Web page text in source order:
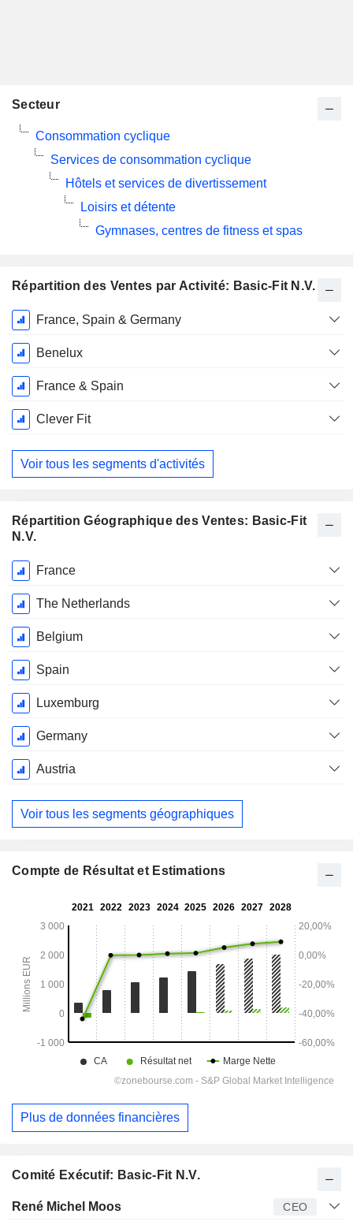
Répartition des Ventes par Activité: Basic-Fit N.V.
Période
Fiscale:
Décembre
France, Spain & Germany
Benelux
France & Spain
Clever Fit
Voir tous les segments d'activités
Répartition Géographique des Ventes: Basic-Fit
N.V.
Période
Fiscale:
Décembre
France
The Netherlands
Belgium
Spain
Luxemburg
Germany
Austria
Voir tous les segments géographiques
Comité Exécutif: Basic-Fit N.V.
Dirigeant Titre Age
René Michel Moos CEO
Secteur
Consommation cyclique
Services de consommation cyclique
Hôtels et services de divertissement
Loisirs et détente
Gymnases, centres de fitness et spas
Compte de Résultat et Estimations
Plus de données financières